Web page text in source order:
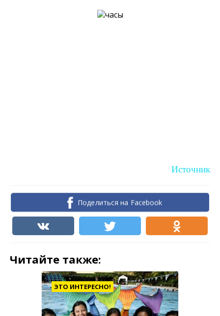
Источник
Поделиться на Facebook
Читайте также:
ЭТО ИНТЕРЕСНО!